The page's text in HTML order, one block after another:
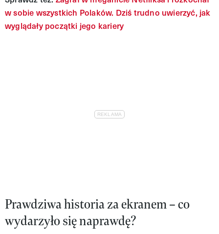
w sobie wszystkich Polaków. Dziś trudno uwierzyć, jak
wyglądały początki jego kariery
Prawdziwa historia za ekranem – co
wydarzyło się naprawdę?